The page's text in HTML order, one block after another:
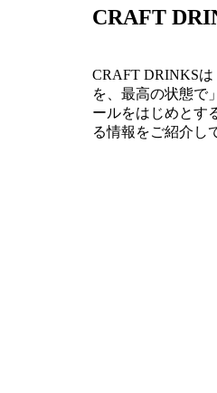
有
CRAFT
CRAFT DRINKS
を、最高の状態で
ールをはじめとす
る情報をご紹介し